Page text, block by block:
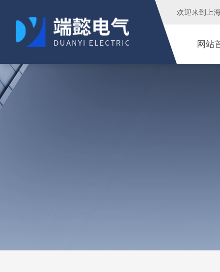
欢迎来到 上
网站